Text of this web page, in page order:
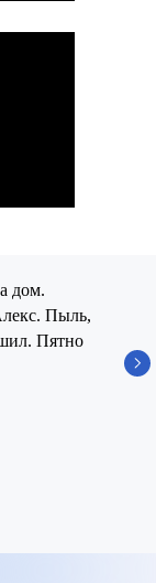
дом.
Пыль,
Пятно